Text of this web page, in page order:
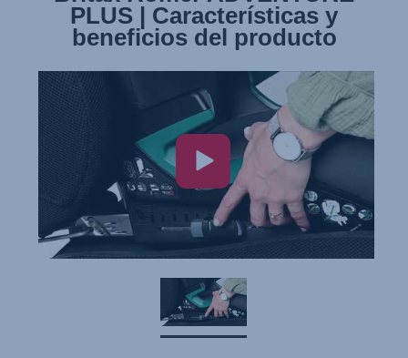
PLUS | Características y
beneficios del producto